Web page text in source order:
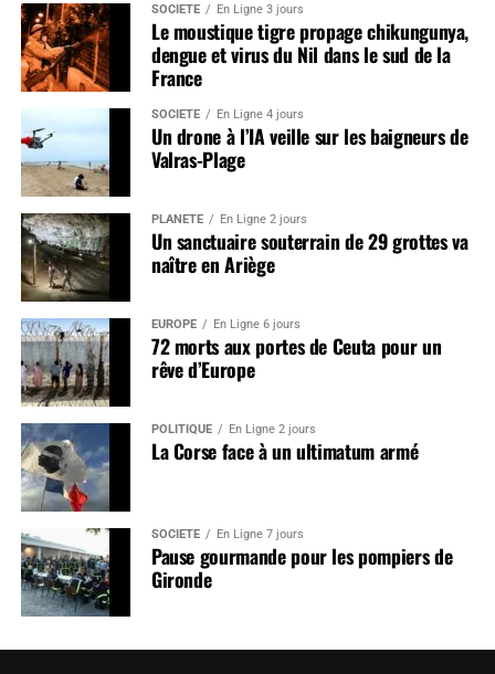
SOCIÉTÉ En Ligne 3 jours
Le moustique tigre propage chikungunya,
dengue et virus du Nil dans le sud de la
France
SOCIÉTÉ En Ligne 4 jours
Un drone à l’IA veille sur les baigneurs de
Valras-Plage
PLANÈTE En Ligne 2 jours
Un sanctuaire souterrain de 29 grottes va
naître en Ariège
EUROPE En Ligne 6 jours
72 morts aux portes de Ceuta pour un
rêve d’Europe
POLITIQUE En Ligne 2 jours
La Corse face à un ultimatum armé
SOCIÉTÉ En Ligne 7 jours
Pause gourmande pour les pompiers de
Gironde